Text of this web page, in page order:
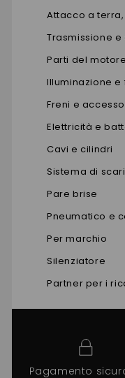
Attacco a
Trasmissione e
Parti del
Illuminazione e
Freni e
Elettricità e
Cavi e cilindri
Sistema di
Pare brise
Pneumatico e
Per marchio
Silenziatore
Partner per i
Pagamento